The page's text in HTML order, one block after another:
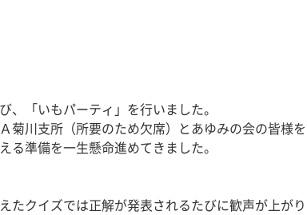
「いもパーティ」を行いました。
川支所（所要のため欠席）とあゆみの会の皆様を
準備を一生懸命進めてきました。
クイズでは正解が発表されるたびに歓声が上がり